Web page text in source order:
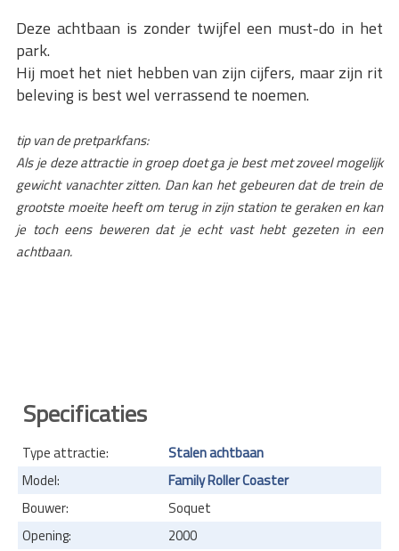
Deze achtbaan is zonder twijfel een must-do in het
park.
Hij moet het niet hebben van zijn cijfers, maar zijn rit
beleving is best wel verrassend te noemen.
tip van de pretparkfans:
Als je deze attractie in groep doet ga je best met zoveel mogelijk
gewicht vanachter zitten. Dan kan het gebeuren dat de trein de
grootste moeite heeft om terug in zijn station te geraken en kan
je toch eens beweren dat je echt vast hebt gezeten in een
achtbaan.
Specificaties
Type attractie:
Stalen achtbaan
Model:
Family Roller Coaster
Bouwer:
Soquet
Opening:
2000